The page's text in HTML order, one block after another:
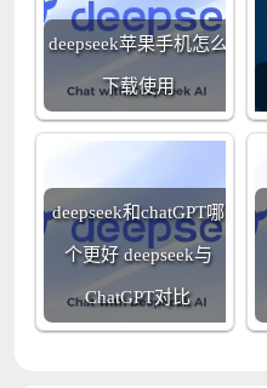
deepseek苹果手机怎么
下载使用
deepseek和chatGPT哪
个更好 deepseek与
ChatGPT对比